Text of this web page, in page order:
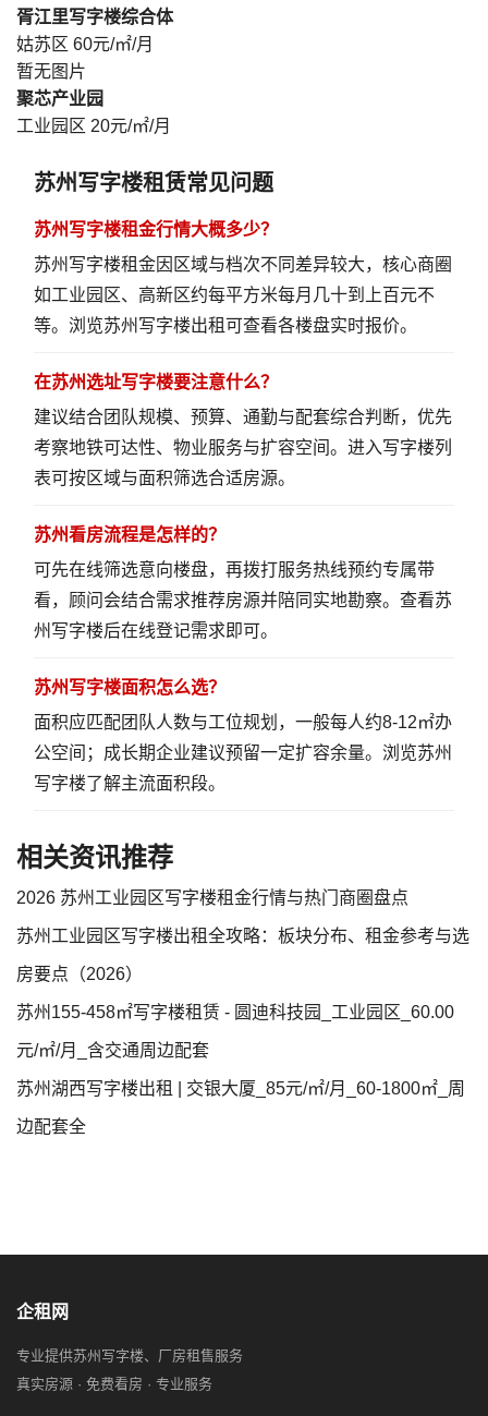
胥江里写字楼综合体
姑苏区 60元/㎡/月
暂无图片
聚芯产业园
工业园区 20元/㎡/月
苏州写字楼租赁常见问题
苏州写字楼租金行情大概多少？
苏州写字楼租金因区域与档次不同差异较大，核心商圈
如工业园区、高新区约每平方米每月几十到上百元不
等。 浏览苏州写字楼出租可查看各楼盘实时报价。
在苏州选址写字楼要注意什么？
建议结合团队规模、预算、通勤与配套综合判断，优先
考察地铁可达性、物业服务与扩容空间。 进入写字楼列
表可按区域与面积筛选合适房源。
苏州看房流程是怎样的？
可先在线筛选意向楼盘，再拨打服务热线预约专属带
看，顾问会结合需求推荐房源并陪同实地勘察。 查看苏
州写字楼后在线登记需求即可。
苏州写字楼面积怎么选？
面积应匹配团队人数与工位规划，一般每人约8-12㎡办
公空间；成长期企业建议预留一定扩容余量。 浏览苏州
写字楼了解主流面积段。
相关资讯推荐
2026 苏州工业园区写字楼租金行情与热门商圈盘点
苏州工业园区写字楼出租全攻略：板块分布、租金参考与选
房要点（2026）
苏州155-458㎡写字楼租赁 - 圆迪科技园_工业园区_60.00
元/㎡/月_含交通周边配套
苏州湖西写字楼出租 | 交银大厦_85元/㎡/月_60-1800㎡_周
边配套全
企租网
专业提供苏州写字楼、厂房租售服务
真实房源 · 免费看房 · 专业服务